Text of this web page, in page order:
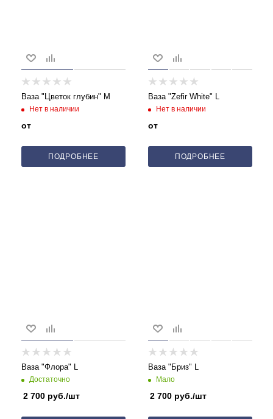
Ваза "Цветок глубин" M
Нет в наличии
от
ПОДРОБНЕЕ
Ваза "Zefir White" L
Нет в наличии
от
ПОДРОБНЕЕ
Ваза "Флора" L
Достаточно
2 700 руб./шт
Ваза "Бриз" L
Мало
2 700 руб./шт